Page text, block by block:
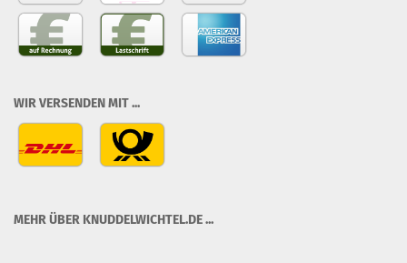
WIR VERSENDEN MIT ...
MEHR ÜBER KNUDDELWICHTEL.DE ...